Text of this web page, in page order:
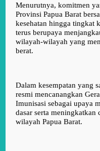
Menurutnya, komitmen
Provinsi Papua Barat
kesehatan hingga tingkat
terus berupaya
wilayah-wilayah yang
berat.
Dalam kesempatan yang
resmi mencanangkan
Imunisasi sebagai upaya
dasar serta
wilayah Papua Barat.